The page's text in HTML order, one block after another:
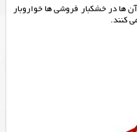
آن ها در خشکبار فروشی ها خواروبار
کنند.